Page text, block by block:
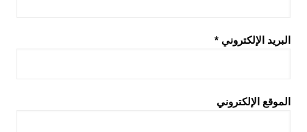
البريد الإلكتروني *
الموقع الإلكتروني